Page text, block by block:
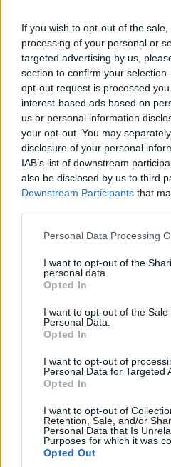
If you wish to opt-out of the
processing of your personal or
targeted advertising by us,
section to confirm your
opt-out request is processed
interest-based ads based on
us or personal information
your opt-out. You may
disclosure of your personal
IAB’s list of downstream
also be disclosed by us to third
Downstream Participants that
Please note that this website/
not limited to your visit or usage
grant or deny consent to
use your data for below
consent section.
Personal Data Processing
I want to opt-out of the
personal data.
Opted In
I want to opt-out of the Sale
Personal Data.
Opted In
I want to opt-out of
Personal Data for Targeted
Opted In
I want to opt-out of
Retention, Sale, and/or
Personal Data that Is
Purposes for which it was
Opted Out